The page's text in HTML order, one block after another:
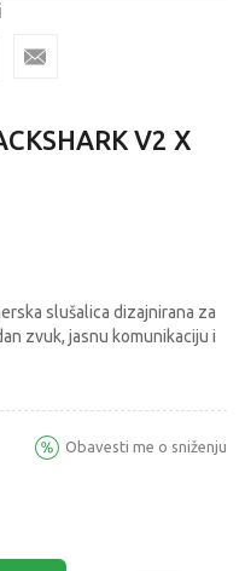
V2 X
slušalica dizajnirana za
zvuk, jasnu komunikaciju i
Obavesti me o sniženju